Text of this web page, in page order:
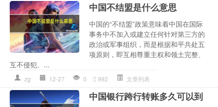
中国不结盟是什么意思
中国的“不结盟”政策意味着中国在国际
事务中不加入或建立任何针对第三方的
政治或军事组织，而是根据和平共处五
项原则，即互相尊重主权和领土完整、
互不侵犯、...
zg 12-27 0 992 文章列表
中国银行跨行转账多久可以到